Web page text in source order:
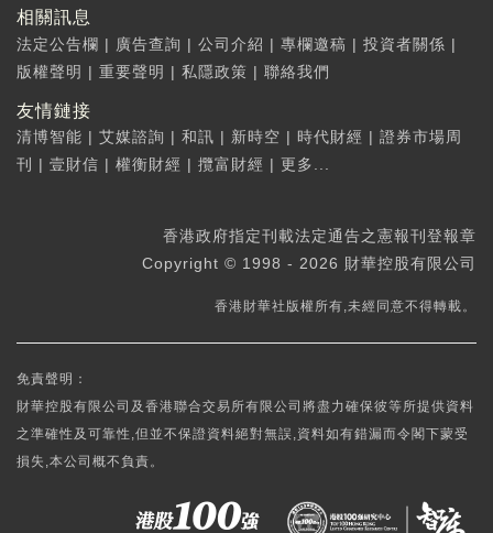
相關訊息
法定公告欄 | 廣告查詢 | 公司介紹 | 專欄邀稿 | 投資者關係 |
版權聲明 | 重要聲明 | 私隱政策 | 聯絡我們
友情鏈接
清博智能 | 艾媒諮詢 | 和訊 | 新時空 | 時代財經 | 證券市場周
刊
| 壹財信 | 權衡財經 | 攬富財經 | 更多...
香港政府指定刊載法定通告之憲報刊登報章
Copyright © 1998 - 2026 財華控股有限公司
香港財華社版權所有,未經同意不得轉載。
免責聲明：
財華控股有限公司及香港聯合交易所有限公司將盡力確保彼等所提供資料
之準確性及可靠性,但並不保證資料絕對無誤,資料如有錯漏而令閣下蒙受
損失,本公司概不負責。